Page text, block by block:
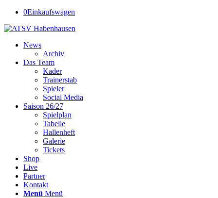
0Einkaufswagen
News
Archiv
Das Team
Kader
Trainerstab
Spieler
Social Media
Saison 26/27
Spielplan
Tabelle
Hallenheft
Galerie
Tickets
Shop
Live
Partner
Kontakt
Menü Menü